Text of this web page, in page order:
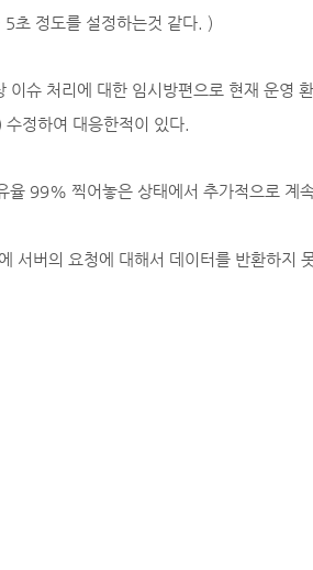
초 정도를 설정하는것 같다. )
슈 처리에 대한 임시방편으로 현재 운영
정하여 대응한적이 있다.
99% 찍어놓은 상태에서 추가적으로 계
서버의 요청에 대해서 데이터를 반환하지